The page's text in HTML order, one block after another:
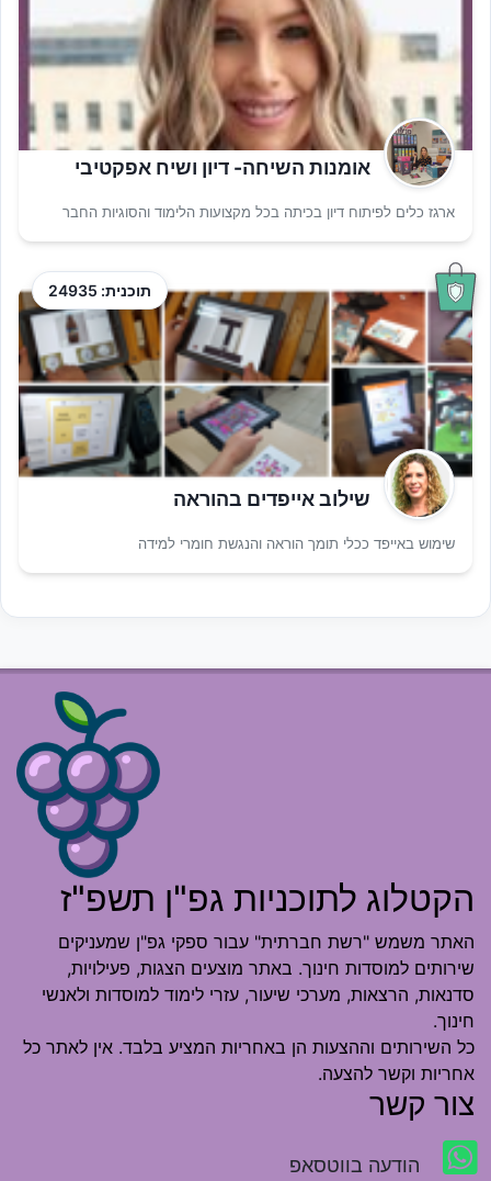
אומנות השיחה- דיון ושיח אפקטיבי
ארגז כלים לפיתוח דיון בכיתה בכל מקצועות הלימוד והסוגיות החבר
תוכנית: 24935
שילוב אייפדים בהוראה
שימוש באייפד ככלי תומך הוראה והנגשת חומרי למידה
הקטלוג לתוכניות גפ"ן תשפ"ז
האתר משמש "רשת חברתית" עבור ספקי גפ"ן שמעניקים
שירותים למוסדות חינוך. באתר מוצעים הצגות, פעילויות,
סדנאות, הרצאות, מערכי שיעור, עזרי לימוד למוסדות ולאנשי
חינוך.
כל השירותים וההצעות הן באחריות המציע בלבד. אין לאתר כל
אחריות וקשר להצעה.
צור קשר
הודעה בווטסאפ